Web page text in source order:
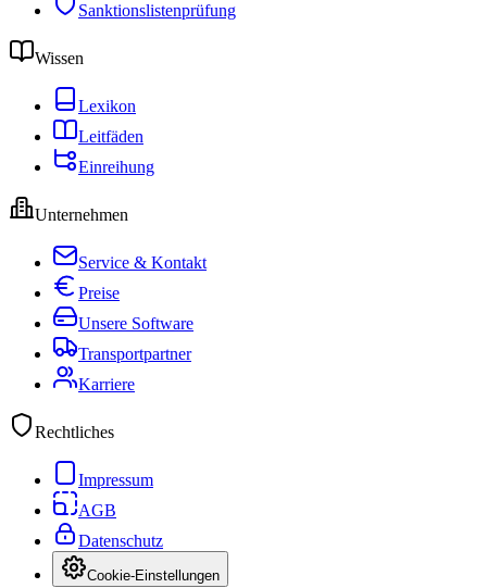
Sanktionslistenprüfung
Wissen
Lexikon
Leitfäden
Einreihung
Unternehmen
Service & Kontakt
Preise
Unsere Software
Transportpartner
Karriere
Rechtliches
Impressum
AGB
Datenschutz
Cookie-Einstellungen